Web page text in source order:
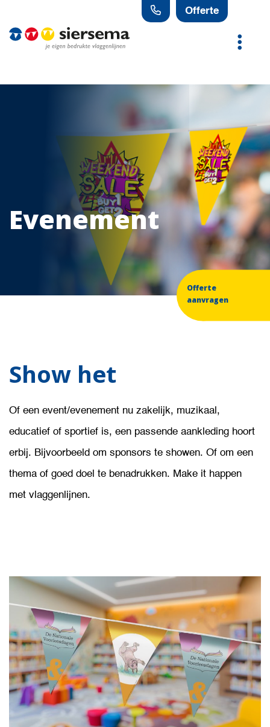
Offerte
Evenement
Offerte
aanvragen
Show het
Of een event/evenement nu zakelijk, muzikaal,
educatief of sportief is, een passende aankleding hoort
erbij. Bijvoorbeeld om sponsors te showen. Of om een
thema of goed doel te benadrukken. Make it happen
met vlaggenlijnen.